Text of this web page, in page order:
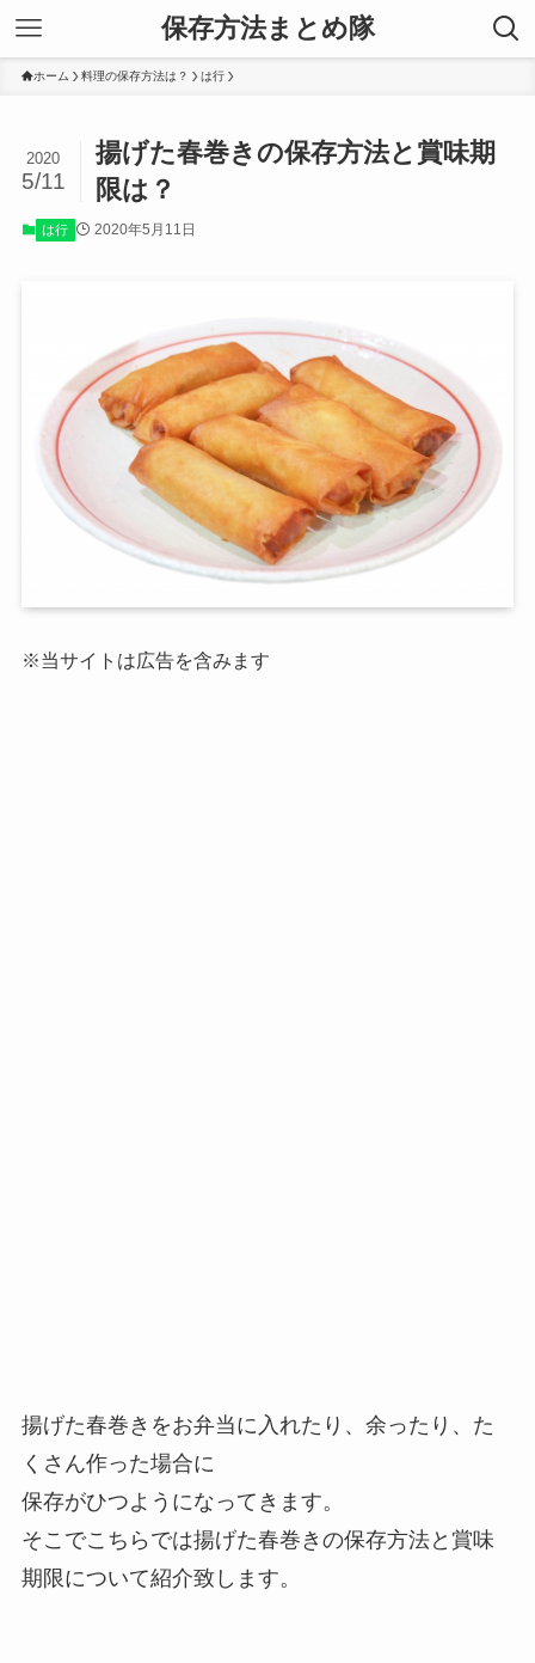
保存方法まとめ隊
ホーム 料理の保存方法は？ は行
揚げた春巻きの保存方法と賞味期
限は？
2020
5/11
は行 2020年5月11日
※当サイトは広告を含みます
揚げた春巻きをお弁当に入れたり、余ったり、た
くさん作った場合に
保存がひつようになってきます。
そこでこちらでは揚げた春巻きの保存方法と賞味
期限について紹介致します。